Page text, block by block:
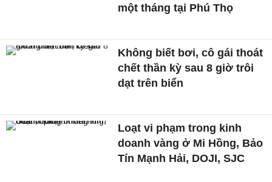
một tháng tại Phú Thọ
Không biết bơi, cô gái thoát
chết thần kỳ sau 8 giờ trôi
dạt trên biển
Loạt vi phạm trong kinh
doanh vàng ở Mi Hồng, Bảo
Tín Mạnh Hải, DOJI, SJC